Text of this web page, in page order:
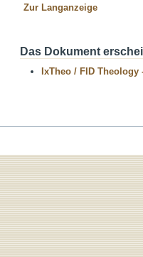
Zur Langanzeige
Das Dokument
IxTheo / FID Theology